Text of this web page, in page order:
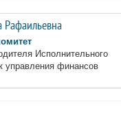
Рафаильевна
Исполнительного
управления финансов